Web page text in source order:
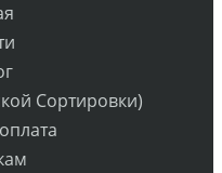
Сортировки)